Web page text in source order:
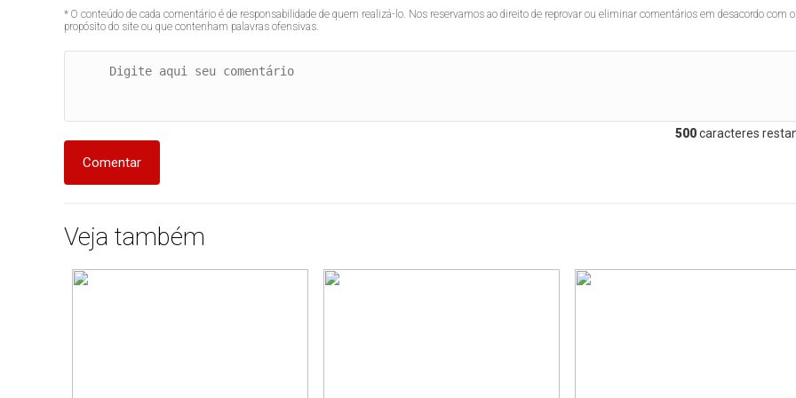
* O conteúdo de cada comentário é de responsabilidade de quem realizá-lo. Nos reservamos ao direito de reprovar ou eliminar comentários em desacordo com o
propósito do site ou que contenham palavras ofensivas.
500caracteres
Comentar
Veja também